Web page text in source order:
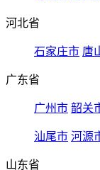
河北省
石家庄市 唐
广东省
广州市 韶关
汕尾市 河源
山东省